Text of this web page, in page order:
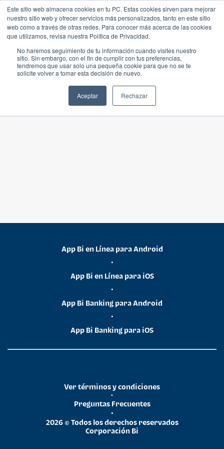
Este sitio web almacena cookies en tu PC. Estas cookies sirven para mejorar
nuestro sitio web y ofrecer servicios más personalizados, tanto en este sitio
web como a través de otras redes. Para conocer más acerca de las cookies
que utilizamos, revisa nuestra Política de Privacidad.
No haremos seguimiento de tu información cuando visites nuestro
sitio. Sin embargo, con el fin de cumplir con tus preferencias,
tendremos que usar solo una pequeña cookie para que no se te
solicite volver a tomar esta decisión de nuevo.
Aceptar Rechazar
App Bi en Línea para Android
•
App Bi en Línea para iOS
•
App Bi Banking para Android
•
App Bi Banking para iOS
2026 © Todos los derechos reservados
Corporación Bi
•
Preguntas Frecuentes
•
Ver términos y condiciones